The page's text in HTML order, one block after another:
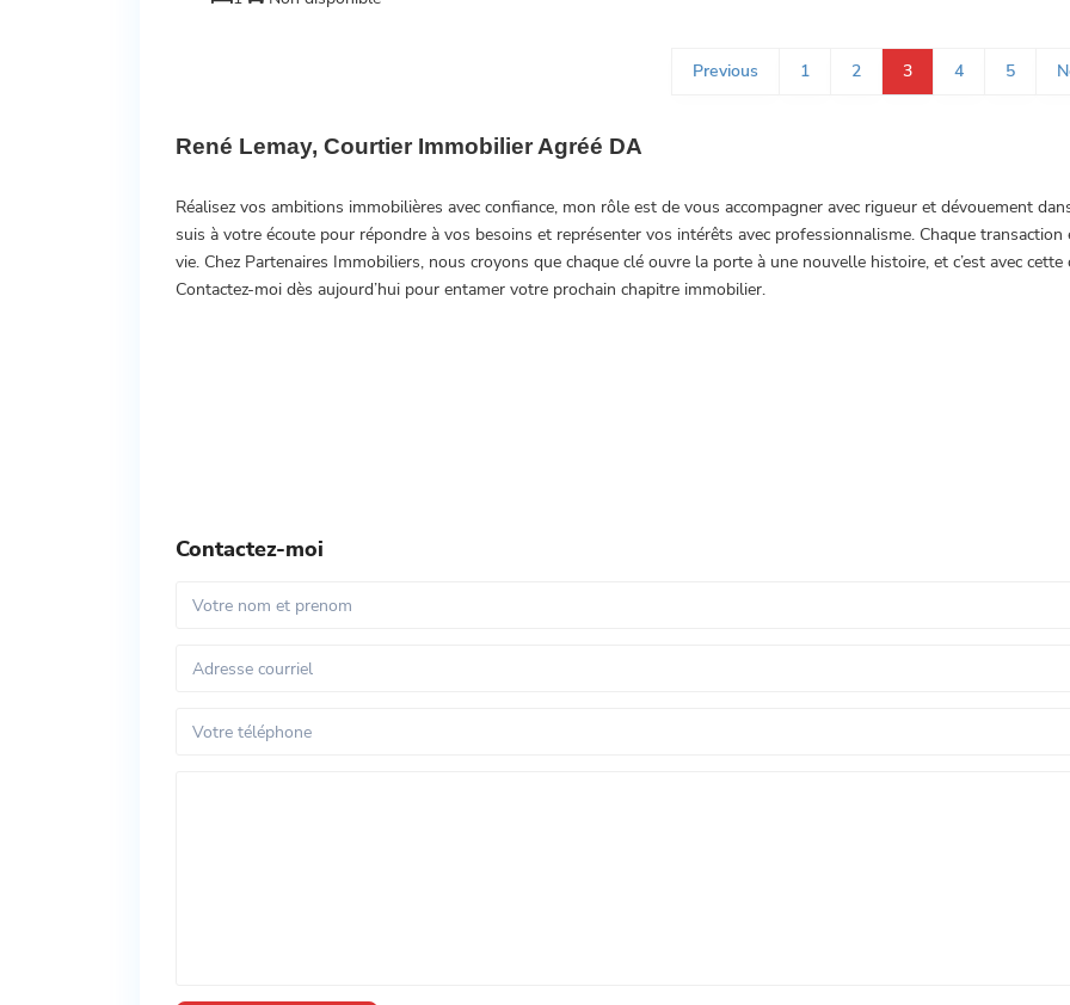
Previous 1 2 3 4 5
Réalisez vos ambitions immobilières avec confiance, mon rôle est de vous accompagner avec rigueur et dévouement
suis à votre écoute pour répondre à vos besoins et représenter vos intérêts avec professionnalisme. Chaque
vie. Chez Partenaires Immobiliers, nous croyons que chaque clé ouvre la porte à une nouvelle histoire, et c’est avec cette
Contactez-moi dès aujourd’hui pour entamer votre prochain chapitre immobilier.
Contactez-moi